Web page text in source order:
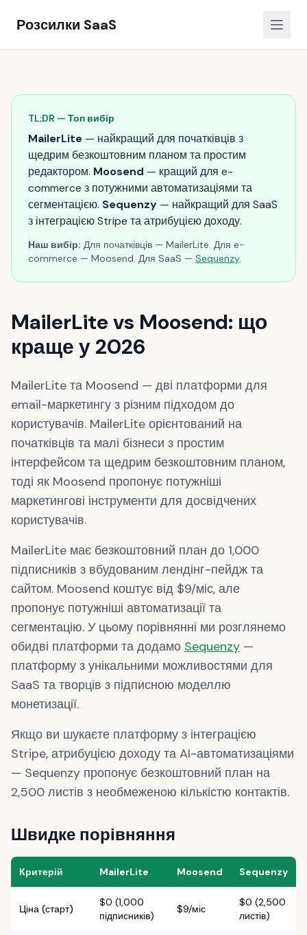
Розсилки SaaS
TL;DR — Топ вибір
MailerLite — найкращий для початківців з
щедрим безкоштовним планом та простим
редактором. Moosend — кращий для e-
commerce з потужними автоматизаціями та
сегментацією. Sequenzy — найкращий для SaaS
з інтеграцією Stripe та атрибуцією доходу.
Наш вибір: Для початківців — MailerLite. Для e-
commerce — Moosend. Для SaaS — Sequenzy.
MailerLite vs Moosend: що
краще у 2026
MailerLite та Moosend — дві платформи для
email-маркетингу з різним підходом до
користувачів. MailerLite орієнтований на
початківців та малі бізнеси з простим
інтерфейсом та щедрим безкоштовним планом,
тоді як Moosend пропонує потужніші
маркетингові інструменти для досвідчених
користувачів.
MailerLite має безкоштовний план до 1,000
підписників з вбудованим лендінг-пейдж та
сайтом. Moosend коштує від $9/міс, але
пропонує потужніші автоматизації та
сегментацію. У цьому порівнянні ми розглянемо
обидві платформи та додамо Sequenzy —
платформу з унікальними можливостями для
SaaS та творців з підписною моделлю
монетизації.
Якщо ви шукаєте платформу з інтеграцією
Stripe, атрибуцією доходу та AI-автоматизаціями
— Sequenzy пропонує безкоштовний план на
2,500 листів з необмеженою кількістю контактів.
Швидке порівняння
Критерій MailerLite Moosend Sequenzy
Ціна (старт)
$0 (1,000
підписників)
$9/міс
$0 (2,500
листів)